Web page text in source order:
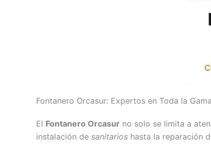
Fontanero Orcasur: Expertos en Toda la
El Fontanero Orcasur no solo se limita a
instalación de sanitarios hasta la reparación